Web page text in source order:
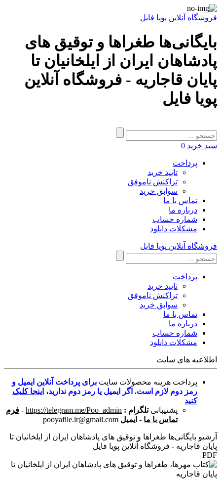
فروشگاه آنلاین پویا فایل
بایگانی‌ها طغراها و توقیق های
پادشاهان ایران از ایلخانیان تا
پایان قاجاریه - فروشگاه آنلاین
پویا فایل
سبد خرید 0
پرداخت
تایید خرید
تراکنش ناموفق
سوابق خرید
تماس با ما
درباره ما
شماره حساب
مشکلات دانلود
فروشگاه آنلاین پویا فایل
پرداخت
تایید خرید
تراکنش ناموفق
سوابق خرید
تماس با ما
درباره ما
شماره حساب
مشکلات دانلود
اطلاعیه های سایت
پرداخت هزینه محصولات سایت برای پرداخت آنلاین ایمیل و
رمز دوم لازم است. اگر ایمیل یا رمز دوم ندارید، اینجا کلیک
کنید
پشتیبانی تلگرام : https://telegram.me/Poo_admin
- فرم
تماس با ما - ایمیل pooyafile.ir@gmail.com
آرشیو بایگانی‌ها طغراها و توقیق های پادشاهان ایران از ایلخانیان تا
پایان قاجاریه - فروشگاه آنلاین پویا فایل
PDF